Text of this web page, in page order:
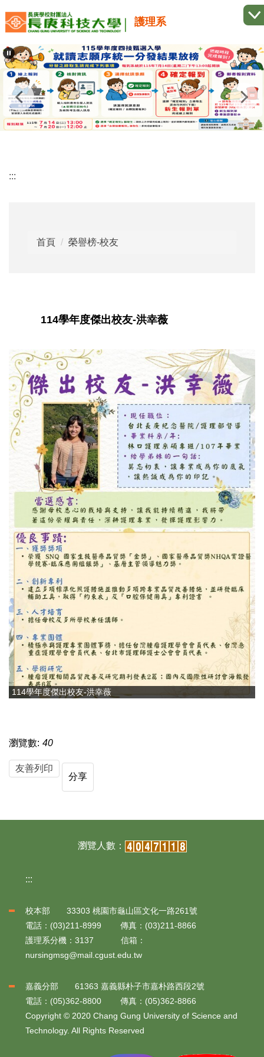
到
要
內
容
區
護理系
:::
首頁 榮譽榜-校友
114學年度傑出校友-洪幸薇
114學年度傑出校友-洪幸薇
瀏覽數: 40
友善列印
分享
:::
校本部 33303 桃園市龜山區文化一路261號
電話：(03)211-8999 傳真：(03)211-8866
護理系分機：3137 信箱：
nursingmsg@mail.cgust.edu.tw
嘉義分部 61363 嘉義縣朴子市嘉朴路西段2號
電話：(05)362-8800 傳真：(05)362-8866
Copyright © 2020 Chang Gung University of Science and
Technology. All Rights Reserved